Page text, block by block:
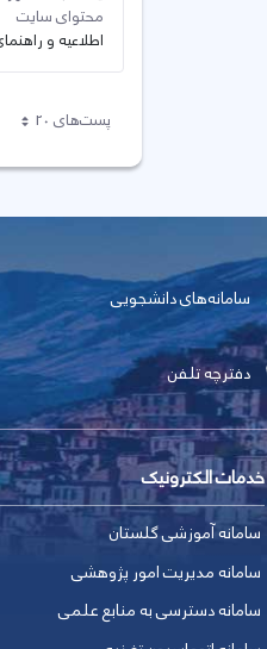
محتوای سایت
اطلاعیه و راهنمای
پست‌‌های 20هر صفحه
سامانه‌های دانشجویی
دفترچه تلفن
خدمات الکترونیک
سامانه آموزشی گلستان
سامانه مدیریت امور پژوهشی
سامانه دسترسی به منابع علمی